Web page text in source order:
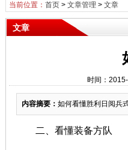
当前位置： 首页> 文章管理 > 文章
文章
时间：
内容摘要： 如何看懂胜利日阅兵
二、看懂装备方队